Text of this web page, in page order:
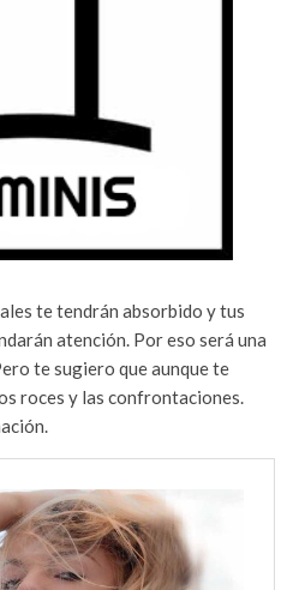
te tendrán absorbido y tus
atención. Por eso será una
te sugiero que aunque te
roces y las confrontaciones.